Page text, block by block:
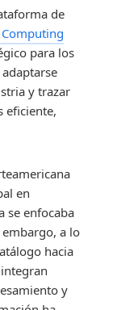
de
Computing
para los
y trazar
eficiente,
en
se enfocaba
a lo
hacia
y